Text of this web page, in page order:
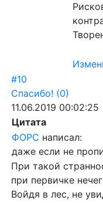
#10
Спасибо! (0)
11.06.2019 00:02:25
Цитата
ФОРС написал:
даже если не
При такой
при первичке
Войдя в лес, не